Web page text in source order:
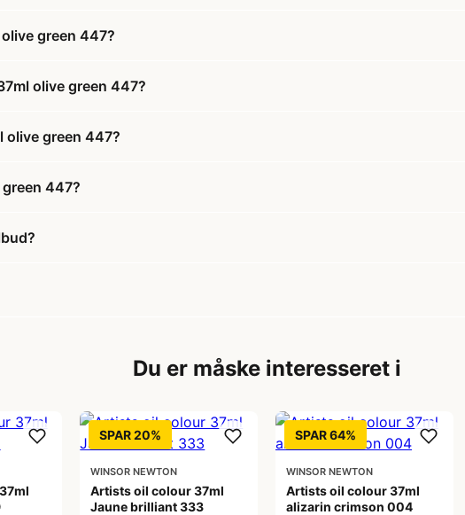
green 447?
olive green 447?
olive green 447?
447?
Du er måske interesseret i
SPAR 20%
WINSOR NEWTON
Artists oil colour 37ml
Jaune brilliant 333
SPAR 64%
WINSOR NEWTON
Artists oil colour 37ml
alizarin crimson 004